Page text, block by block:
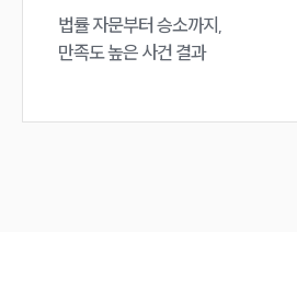
법률 자문부터 승소까지,
만족도 높은 사건 결과